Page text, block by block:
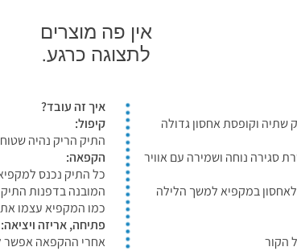
לתצוגה כרגע.
איך זה עובד?
קיפול:
התיק הריק נהיה
הקפאה:
המובנה בדפנות
כמו המקפיא עצמו
פתיחה, אריזה ויציאה:
אחרי ההקפאה אפשר
וקופסת אחסון גדולה
סגירה נוחה ושמירה עם אוויר
במקפיא למשך הלילה
הקור